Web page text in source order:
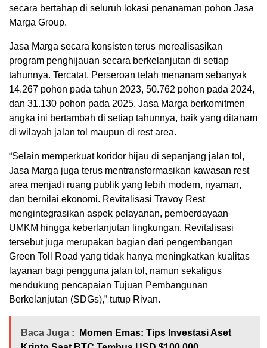
secara bertahap di seluruh lokasi penanaman pohon Jasa
Marga Group.
Jasa Marga secara konsisten terus merealisasikan
program penghijauan secara berkelanjutan di setiap
tahunnya. Tercatat, Perseroan telah menanam sebanyak
14.267 pohon pada tahun 2023, 50.762 pohon pada 2024,
dan 31.130 pohon pada 2025. Jasa Marga berkomitmen
angka ini bertambah di setiap tahunnya, baik yang ditanam
di wilayah jalan tol maupun di rest area.
“Selain memperkuat koridor hijau di sepanjang jalan tol,
Jasa Marga juga terus mentransformasikan kawasan rest
area menjadi ruang publik yang lebih modern, nyaman,
dan bernilai ekonomi. Revitalisasi Travoy Rest
mengintegrasikan aspek pelayanan, pemberdayaan
UMKM hingga keberlanjutan lingkungan. Revitalisasi
tersebut juga merupakan bagian dari pengembangan
Green Toll Road yang tidak hanya meningkatkan kualitas
layanan bagi pengguna jalan tol, namun sekaligus
mendukung pencapaian Tujuan Pembangunan
Berkelanjutan (SDGs),” tutup Rivan.
Baca Juga :
Momen Emas: Tips Investasi Aset